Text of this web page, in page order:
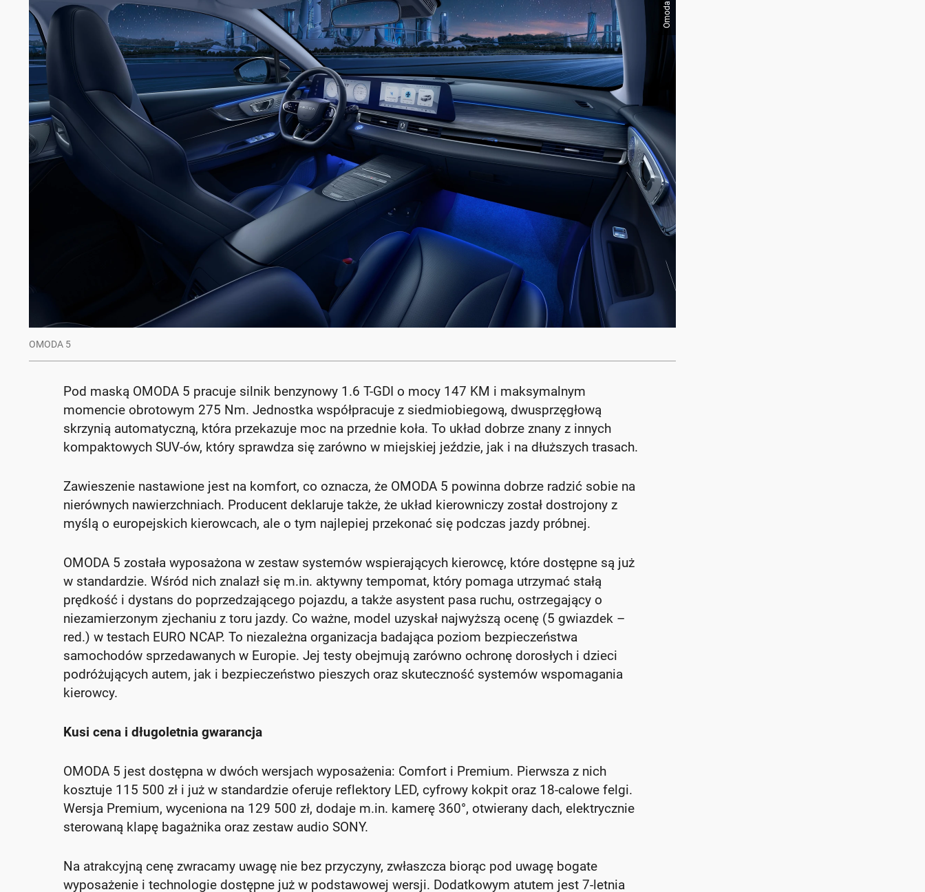
Omoda
OMODA 5
Pod maską OMODA 5 pracuje silnik benzynowy 1.6 T-GDI o mocy 147 KM i maksymalnym
momencie obrotowym 275 Nm. Jednostka współpracuje z siedmiobiegową, dwusprzęgłową
skrzynią automatyczną, która przekazuje moc na przednie koła. To układ dobrze znany z innych
kompaktowych SUV-ów, który sprawdza się zarówno w miejskiej jeździe, jak i na dłuższych trasach.
Zawieszenie nastawione jest na komfort, co oznacza, że OMODA 5 powinna dobrze radzić sobie na
nierównych nawierzchniach. Producent deklaruje także, że układ kierowniczy został dostrojony z
myślą o europejskich kierowcach, ale o tym najlepiej przekonać się podczas jazdy próbnej.
OMODA 5 została wyposażona w zestaw systemów wspierających kierowcę, które dostępne są już
w standardzie. Wśród nich znalazł się m.in. aktywny tempomat, który pomaga utrzymać stałą
prędkość i dystans do poprzedzającego pojazdu, a także asystent pasa ruchu, ostrzegający o
niezamierzonym zjechaniu z toru jazdy. Co ważne, model uzyskał najwyższą ocenę (5 gwiazdek –
red.) w testach EURO NCAP. To niezależna organizacja badająca poziom bezpieczeństwa
samochodów sprzedawanych w Europie. Jej testy obejmują zarówno ochronę dorosłych i dzieci
podróżujących autem, jak i bezpieczeństwo pieszych oraz skuteczność systemów wspomagania
kierowcy.
Kusi cena i długoletnia gwarancja
OMODA 5 jest dostępna w dwóch wersjach wyposażenia: Comfort i Premium. Pierwsza z nich
kosztuje 115 500 zł i już w standardzie oferuje reflektory LED, cyfrowy kokpit oraz 18-calowe felgi.
Wersja Premium, wyceniona na 129 500 zł, dodaje m.in. kamerę 360°, otwierany dach, elektrycznie
sterowaną klapę bagażnika oraz zestaw audio SONY.
Na atrakcyjną cenę zwracamy uwagę nie bez przyczyny, zwłaszcza biorąc pod uwagę bogate
wyposażenie i technologie dostępne już w podstawowej wersji. Dodatkowym atutem jest 7-letnia